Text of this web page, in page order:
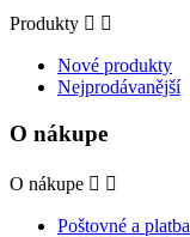
Produkty  
Nové produkty
Nejprodávanější
O nákupe
O nákupe  
Poštovné a platba